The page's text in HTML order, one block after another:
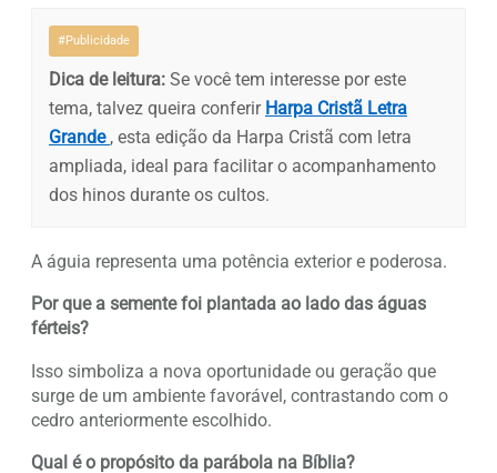
#Publicidade
Dica de leitura: Se você tem interesse por este
tema, talvez queira conferir Harpa Cristã Letra
Grande , esta edição da Harpa Cristã com letra
ampliada, ideal para facilitar o acompanhamento
dos hinos durante os cultos.
A águia representa uma potência exterior e poderosa.
Por que a semente foi plantada ao lado das águas
férteis?
Isso simboliza a nova oportunidade ou geração que
surge de um ambiente favorável, contrastando com o
cedro anteriormente escolhido.
Qual é o propósito da parábola na Bíblia?